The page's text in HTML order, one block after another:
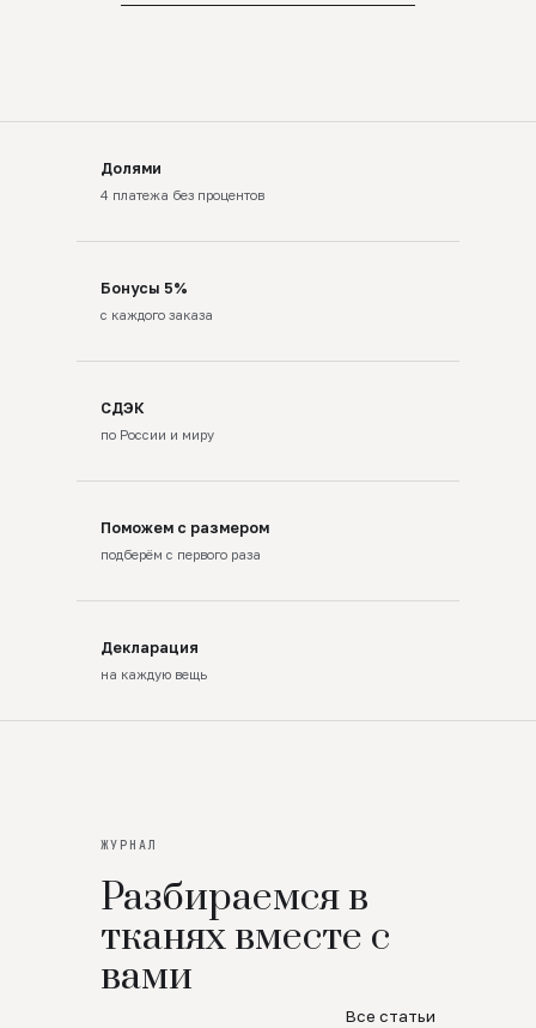
Долями
4 платежа без процентов
Бонусы 5%
с каждого заказа
СДЭК
по России и миру
Поможем с размером
подберём с первого раза
Декларация
на каждую вещь
ЖУРНАЛ
Разбираемся в
тканях вместе с
вами
Все статьи